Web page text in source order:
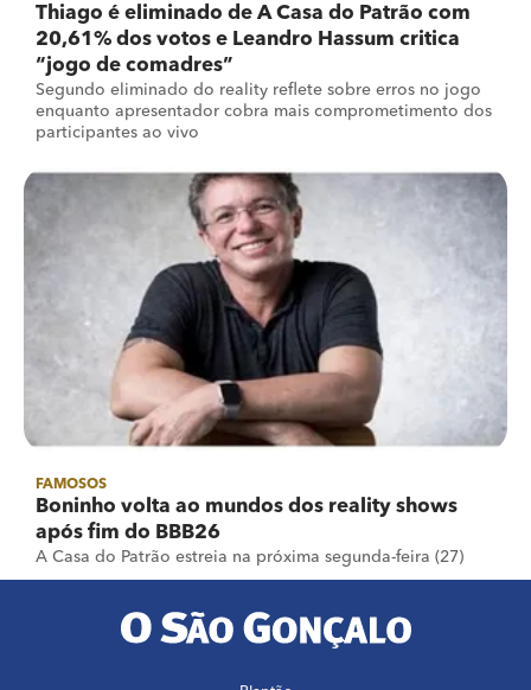
Thiago é eliminado de A Casa do Patrão com
20,61% dos votos e Leandro Hassum critica
“jogo de comadres”
Segundo eliminado do reality reflete sobre erros no jogo
enquanto apresentador cobra mais comprometimento dos
participantes ao vivo
FAMOSOS
Boninho volta ao mundos dos reality shows
após fim do BBB26
A Casa do Patrão estreia na próxima segunda-feira (27)